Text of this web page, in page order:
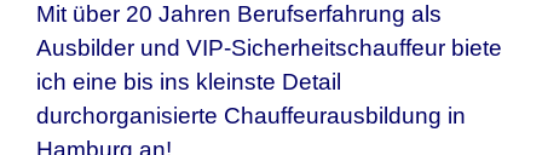
Mit über 20 Jahren Berufserfahrung als
Ausbilder und VIP-Sicherheitschauffeur biete
ich eine bis ins kleinste Detail
durchorganisierte Chauffeurausbildung in
Hamburg an!